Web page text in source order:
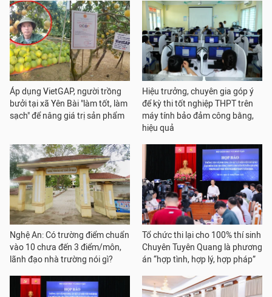
Áp dụng VietGAP, người trồng
bưởi tại xã Yên Bài "làm tốt, làm
sạch" để nâng giá trị sản phẩm
Hiệu trưởng, chuyên gia góp ý
để kỳ thi tốt nghiệp THPT trên
máy tính bảo đảm công bằng,
hiệu quả
Nghệ An: Có trường điểm chuẩn
vào 10 chưa đến 3 điểm/môn,
lãnh đạo nhà trường nói gì?
Tổ chức thi lại cho 100% thí sinh
Chuyên Tuyên Quang là phương
án “hợp tình, hợp lý, hợp pháp”